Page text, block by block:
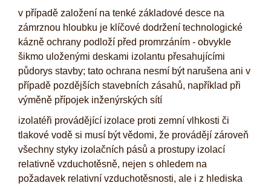
v případě založení na tenké základové desce na
zámrznou hloubku je klíčové dodržení technologické
kázně ochrany podloží před promrzáním - obvykle
šikmo uloženými deskami izolantu přesahujícími
půdorys stavby; tato ochrana nesmí být narušena ani v
případě pozdějších stavebních zásahů, například při
výměně přípojek inženýrských sítí
izolatéři provádějící izolace proti zemní vlhkosti či
tlakové vodě si musí být vědomi, že provádějí zároveň
všechny styky izolačních pásů a prostupy izolací
relativně vzduchotěsně, nejen s ohledem na
požadavek relativní vzduchotěsnosti, ale i z hlediska